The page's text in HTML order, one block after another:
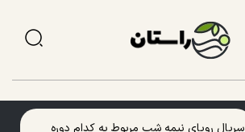
سریال رویای نیمه شب مربوط به کدام دوره